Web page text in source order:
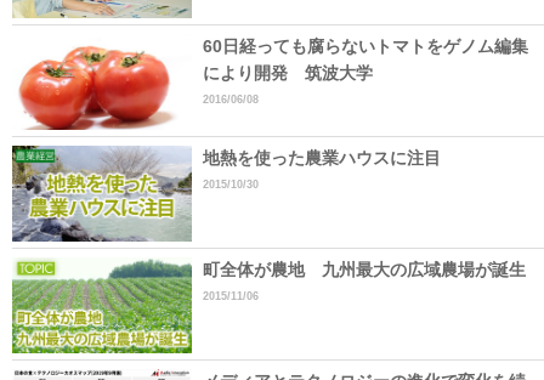
60日経っても腐らないトマトをゲノム編集
により開発 筑波大学
2016/06/08
地熱を使った農業ハウスに注目
2015/10/30
町全体が農地 九州最大の広域農場が誕生
2015/11/06